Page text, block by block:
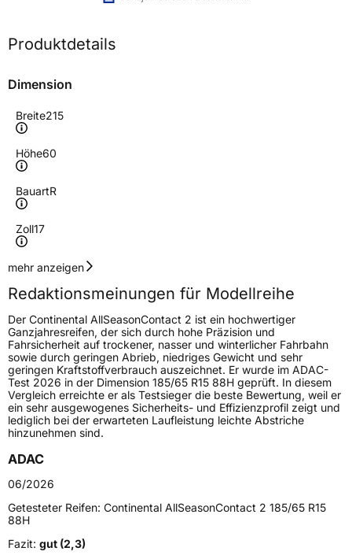
Produktdetails
Dimension
Breite215
Höhe60
BauartR
Zoll17
Geschwindigkeitsindex
Höchstgeschwindigkeit
240 km/h
Lastindex100
Höchstlast800 kg
Gewicht (in kg) 9,55 kg
Generelle Merkmale
Fahrzeugtyp
Verwendung
Modellname AllSeasonContact 2
Fahrzeugart
mehr anzeigen
Redaktionsmeinungen für Modellreihe
Der Continental AllSeasonContact 2 ist ein hochwertiger
Ganzjahresreifen, der sich durch hohe Präzision und
Fahrsicherheit auf trockener, nasser und winterlicher Fahrbahn
sowie durch geringen Abrieb, niedriges Gewicht und sehr
geringen Kraftstoffverbrauch auszeichnet. Er wurde im ADAC-
Test 2026 in der Dimension 185/65 R15 88H geprüft. In diesem
Vergleich erreichte er als Testsieger die beste Bewertung, weil er
ein sehr ausgewogenes Sicherheits- und Effizienzprofil zeigt und
lediglich bei der erwarteten Laufleistung leichte Abstriche
hinzunehmen sind.
ADAC
06/2026
Getesteter Reifen: Continental AllSeasonContact 2 185/65 R15
88H
Fazit: gut (2,3)